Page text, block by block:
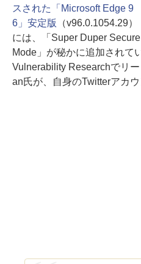
スされた「Microsoft Edge 9
6」安定版
（v96.0.1054.29）
には、「Super Duper Secure
Mode」が秘かに追加されて
Vulnerability Researchでリ
an氏が、自身のTwitterアカウ